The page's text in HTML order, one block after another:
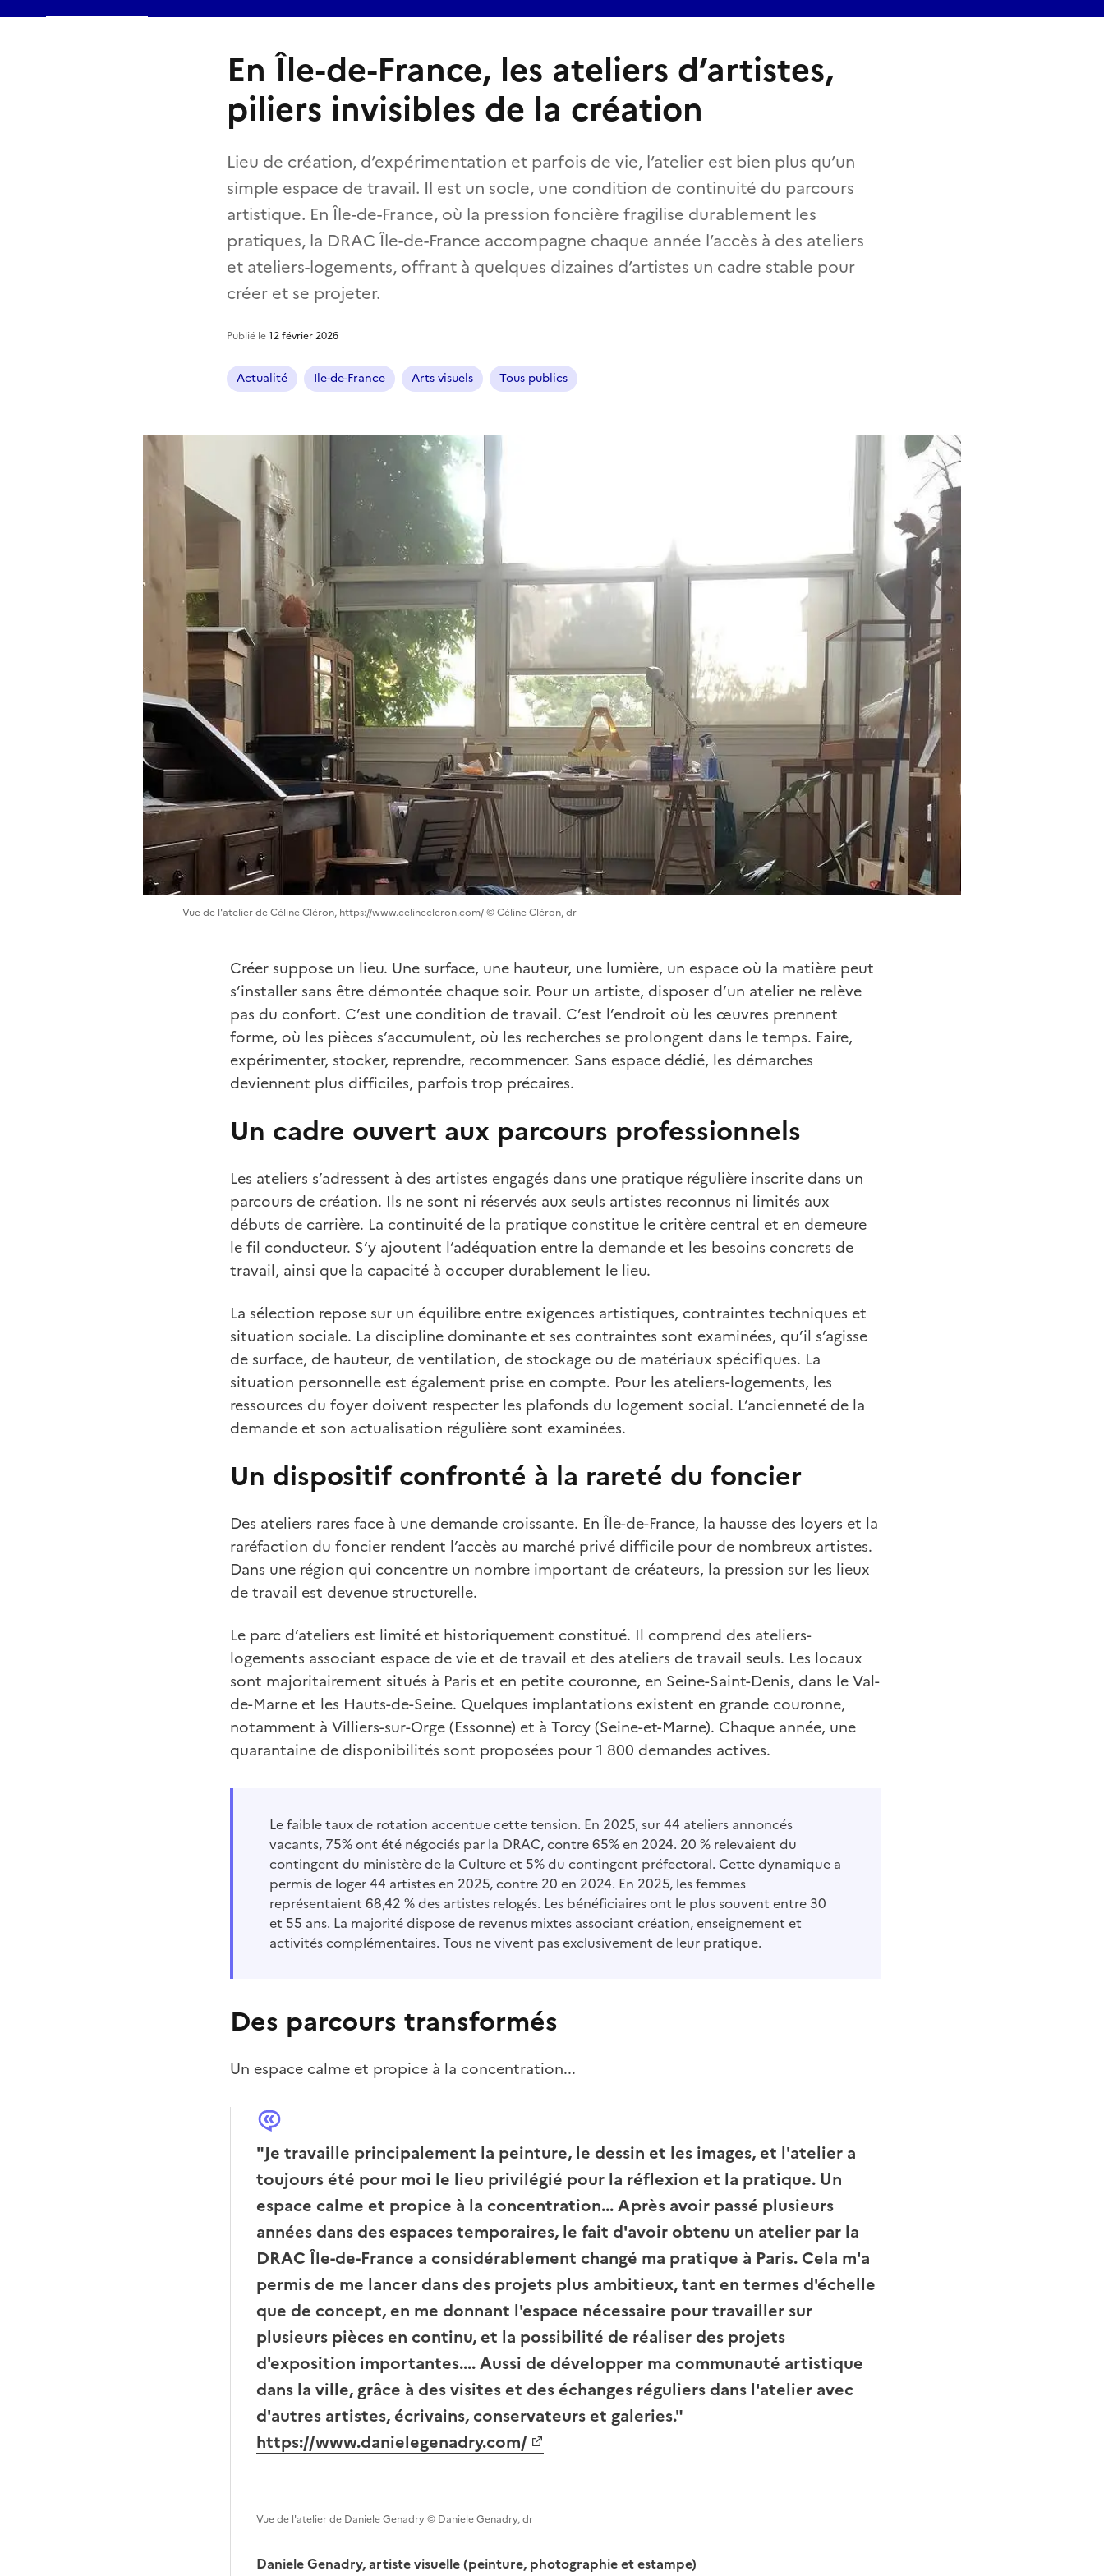
En Île-de-France, les ateliers d’artistes,
piliers invisibles de la création
Lieu de création, d’expérimentation et parfois de vie, l’atelier est bien plus qu’un
simple espace de travail. Il est un socle, une condition de continuité du parcours
artistique. En Île-de-France, où la pression foncière fragilise durablement les
pratiques, la DRAC Île-de-France accompagne chaque année l’accès à des ateliers
et ateliers-logements, offrant à quelques dizaines d’artistes un cadre stable pour
créer et se projeter.
Publié le12 février 2026
Actualité Ile-de-France Arts visuels Tous publics
Vue de l'atelier de Céline Cléron, https://www.celinecleron.com/ © Céline Cléron, dr
Créer suppose un lieu. Une surface, une hauteur, une lumière, un espace où la matière peut
s’installer sans être démontée chaque soir. Pour un artiste, disposer d’un atelier ne relève
pas du confort. C’est une condition de travail. C’est l’endroit où les œuvres prennent
forme, où les pièces s’accumulent, où les recherches se prolongent dans le temps. Faire,
expérimenter, stocker, reprendre, recommencer. Sans espace dédié, les démarches
deviennent plus difficiles, parfois trop précaires.
Un cadre ouvert aux parcours professionnels
Les ateliers s’adressent à des artistes engagés dans une pratique régulière inscrite dans un
parcours de création. Ils ne sont ni réservés aux seuls artistes reconnus ni limités aux
débuts de carrière. La continuité de la pratique constitue le critère central et en demeure
le fil conducteur. S’y ajoutent l’adéquation entre la demande et les besoins concrets de
travail, ainsi que la capacité à occuper durablement le lieu.
La sélection repose sur un équilibre entre exigences artistiques, contraintes techniques et
situation sociale. La discipline dominante et ses contraintes sont examinées, qu’il s’agisse
de surface, de hauteur, de ventilation, de stockage ou de matériaux spécifiques. La
situation personnelle est également prise en compte. Pour les ateliers-logements, les
ressources du foyer doivent respecter les plafonds du logement social. L’ancienneté de la
demande et son actualisation régulière sont examinées.
Un dispositif confronté à la rareté du foncier
Des ateliers rares face à une demande croissante. En Île-de-France, la hausse des loyers et la
raréfaction du foncier rendent l’accès au marché privé difficile pour de nombreux artistes.
Dans une région qui concentre un nombre important de créateurs, la pression sur les lieux
de travail est devenue structurelle.
Le parc d’ateliers est limité et historiquement constitué. Il comprend des ateliers-
logements associant espace de vie et de travail et des ateliers de travail seuls. Les locaux
sont majoritairement situés à Paris et en petite couronne, en Seine-Saint-Denis, dans le Val-
de-Marne et les Hauts-de-Seine. Quelques implantations existent en grande couronne,
notamment à Villiers-sur-Orge (Essonne) et à Torcy (Seine-et-Marne). Chaque année, une
quarantaine de disponibilités sont proposées pour 1 800 demandes actives.
Le faible taux de rotation accentue cette tension. En 2025, sur 44 ateliers annoncés
vacants, 75% ont été négociés par la DRAC, contre 65% en 2024. 20 % relevaient du
contingent du ministère de la Culture et 5% du contingent préfectoral. Cette dynamique a
permis de loger 44 artistes en 2025, contre 20 en 2024. En 2025, les femmes
représentaient 68,42 % des artistes relogés. Les bénéficiaires ont le plus souvent entre 30
et 55 ans. La majorité dispose de revenus mixtes associant création, enseignement et
activités complémentaires. Tous ne vivent pas exclusivement de leur pratique.
Des parcours transformés
Un espace calme et propice à la concentration...
"Je travaille principalement la peinture, le dessin et les images, et l'atelier a
toujours été pour moi le lieu privilégié pour la réflexion et la pratique. Un
espace calme et propice à la concentration... Après avoir passé plusieurs
années dans des espaces temporaires, le fait d'avoir obtenu un atelier par la
DRAC Île-de-France a considérablement changé ma pratique à Paris. Cela m'a
permis de me lancer dans des projets plus ambitieux, tant en termes d'échelle
que de concept, en me donnant l'espace nécessaire pour travailler sur
plusieurs pièces en continu, et la possibilité de réaliser des projets
d'exposition importantes.... Aussi de développer ma communauté artistique
dans la ville, grâce à des visites et des échanges réguliers dans l'atelier avec
d'autres artistes, écrivains, conservateurs et galeries."
https://www.danielegenadry.com/
Vue de l'atelier de Daniele Genadry © Daniele Genadry, dr
Daniele Genadry, artiste visuelle (peinture, photographie et estampe)